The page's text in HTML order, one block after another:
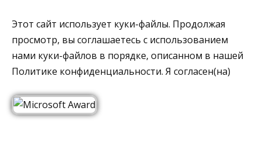
Этот сайт использует куки-файлы. Продолжая
просмотр, вы соглашаетесь с использованием
нами куки-файлов в порядке, описанном в нашей
Политике конфиденциальности. Я согласен(на)